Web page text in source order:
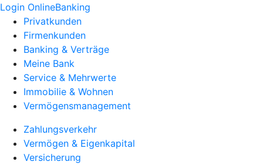
Login OnlineBanking
Privatkunden
Firmenkunden
Banking & Verträge
Meine Bank
Service & Mehrwerte
Immobilie & Wohnen
Vermögensmanagement
Zahlungsverkehr
Vermögen & Eigenkapital
Versicherung